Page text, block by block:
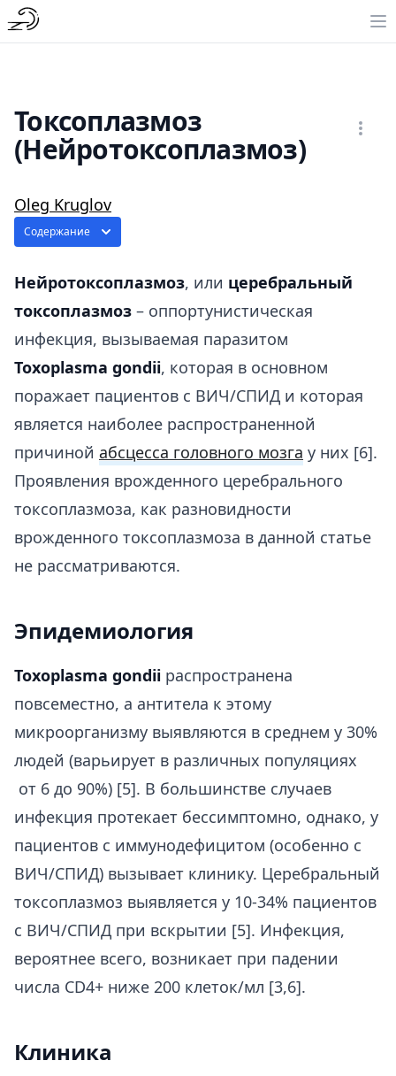
Токсоплазмоз
(Нейротоксоплазмоз)
Oleg Kruglov
Содержание
Нейротоксоплазмоз, или церебральный
токсоплазмоз – оппортунистическая
инфекция, вызываемая паразитом
Toxoplasma gondii, которая в основном
поражает пациентов с ВИЧ/СПИД и которая
является наиболее распространенной
причиной абсцесса головного мозга у них [6].
Проявления врожденного церебрального
токсоплазмоза, как разновидности
врожденного токсоплазмоза в данной статье
не рассматриваются.
Эпидемиология
Toxoplasma gondii распространена
повсеместно, а антитела к этому
микроорганизму выявляются в среднем у 30%
людей (варьирует в различных популяциях
от 6 до 90%) [5]. В большинстве случаев
инфекция протекает бессимптомно, однако, у
пациентов с иммунодефицитом (особенно с
ВИЧ/СПИД) вызывает клинику. Церебральный
токсоплазмоз выявляется у 10-34% пациентов
с ВИЧ/СПИД при вскрытии [5]. Инфекция,
вероятнее всего, возникает при падении
числа CD4+ ниже 200 клеток/мл [3,6].
Клиника